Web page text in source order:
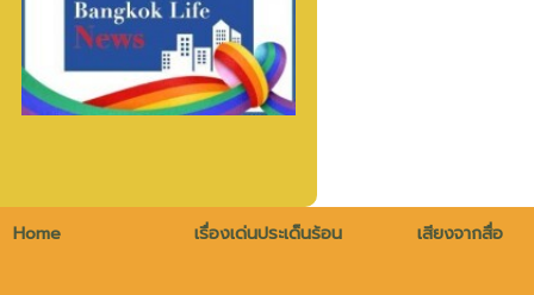
Home เรื่องเด่นประเด็นร้อน เสียงจากสื่อ